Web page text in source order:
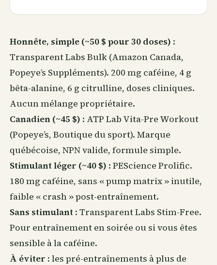
Honnête, simple (~50 $ pour 30 doses) :
Transparent Labs Bulk (Amazon Canada,
Popeye’s Suppléments). 200 mg caféine, 4 g
bêta-alanine, 6 g citrulline, doses cliniques.
Aucun mélange propriétaire.
Canadien (~45 $) : ATP Lab Vita-Pre Workout
(Popeye’s, Boutique du sport). Marque
québécoise, NPN valide, formule simple.
Stimulant léger (~40 $) : PEScience Prolific.
180 mg caféine, sans « pump matrix » inutile,
faible « crash » post-entraînement.
Sans stimulant : Transparent Labs Stim-Free.
Pour entraînement en soirée ou si vous êtes
sensible à la caféine.
À éviter : les pré-entraînements à plus de